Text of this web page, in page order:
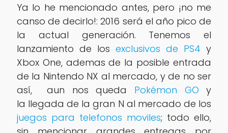
Ya lo he mencionado antes, pero ¡no me
canso de decirlo!: 2016 será el año pico de
la actual generación. Tenemos el
lanzamiento de los exclusivos de PS4 y
Xbox One, ademas de la posible entrada
de la Nintendo NX al mercado, y de no ser
así, aun nos queda Pokémon GO y
la llegada de la gran N al mercado de los
juegos para telefonos moviles; todo ello,